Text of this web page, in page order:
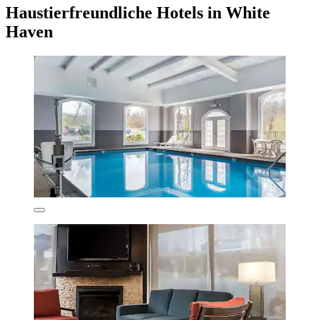
Haustierfreundliche Hotels in White
Haven